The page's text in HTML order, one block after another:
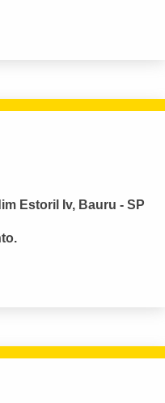
Estoril Iv, Bauru - SP